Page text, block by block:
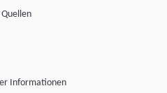
Informationen